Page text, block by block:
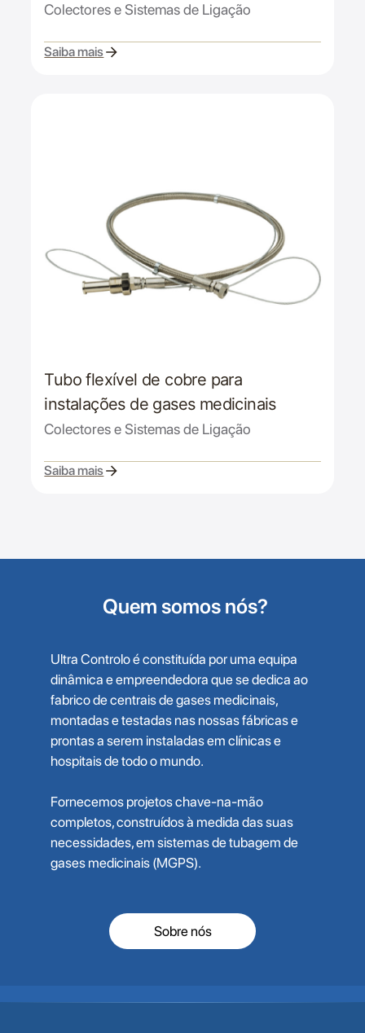
Colectores e Sistemas de Ligação
Saiba mais
Tubo flexível de cobre para
instalações de gases medicinais
Colectores e Sistemas de Ligação
Saiba mais
Quem somos nós?
Ultra Controlo é constituída por uma equipa
dinâmica e empreendedora que se dedica ao
fabrico de centrais de gases medicinais,
montadas e testadas nas nossas fábricas e
prontas a serem instaladas em clínicas e
hospitais de todo o mundo.
Fornecemos projetos chave-na-mão
completos, construídos à medida das suas
necessidades, em sistemas de tubagem de
gases medicinais (MGPS).
Sobre nós